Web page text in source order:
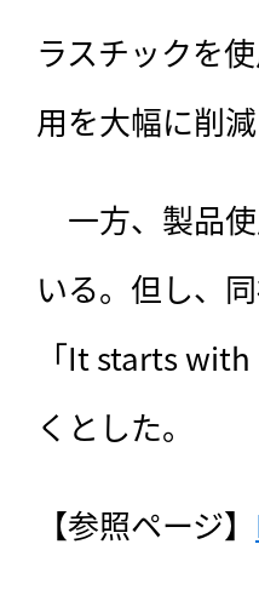
ラスチックを
用を大幅に削減
一方、製品
いる。但し、
「It starts
くとした。
【参照ページ】